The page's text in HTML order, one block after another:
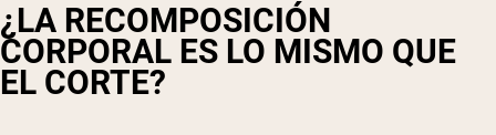
¿LA RECOMPOSICIÓN
CORPORAL ES LO MISMO QUE
EL CORTE?